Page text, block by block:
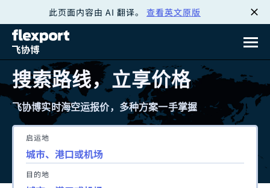
此页面内容由 AI 翻译。 查看英文原版
搜索路线，立享价格
飞协博实时海空运报价，多种方案一手掌握
启运地
目的地